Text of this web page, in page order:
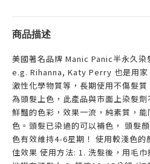
商品描述
美國著名品牌 Manic Panic半永久
e.g. Rihanna, Katy Perry 也是用家
激性化學物質等，長期使用不傷髮
為頭髮上色，此產品與市面上染髮
鮮豔的色彩，效果一流，純素質，
色。頭髮已染過的可以補色， 頭髮
色有效維持4-6星期！ 使用較淺色的
佳效果 使用方法: 1. 洗髮後，用毛